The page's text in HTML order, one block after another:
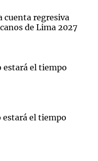
cuenta regresiva
de Lima 2027
estará el tiempo
estará el tiempo